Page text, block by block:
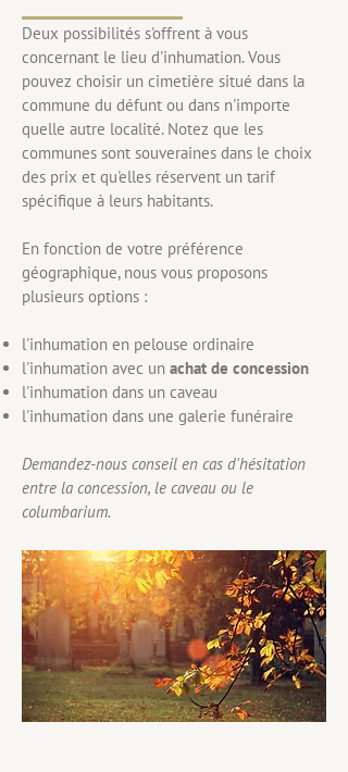
Deux possibilités s'offrent à vous
concernant le lieu d'inhumation. Vous
pouvez choisir un cimetière situé dans la
commune du défunt ou dans n'importe
quelle autre localité. Notez que les
communes sont souveraines dans le choix
des prix et qu'elles réservent un tarif
spécifique à leurs habitants.
En fonction de votre préférence
géographique, nous vous proposons
plusieurs options :
l'inhumation en pelouse ordinaire
l'inhumation avec un achat de concession
l'inhumation dans un caveau
l'inhumation dans une galerie funéraire
Demandez-nous conseil en cas d'hésitation
entre la concession, le caveau ou le
columbarium.